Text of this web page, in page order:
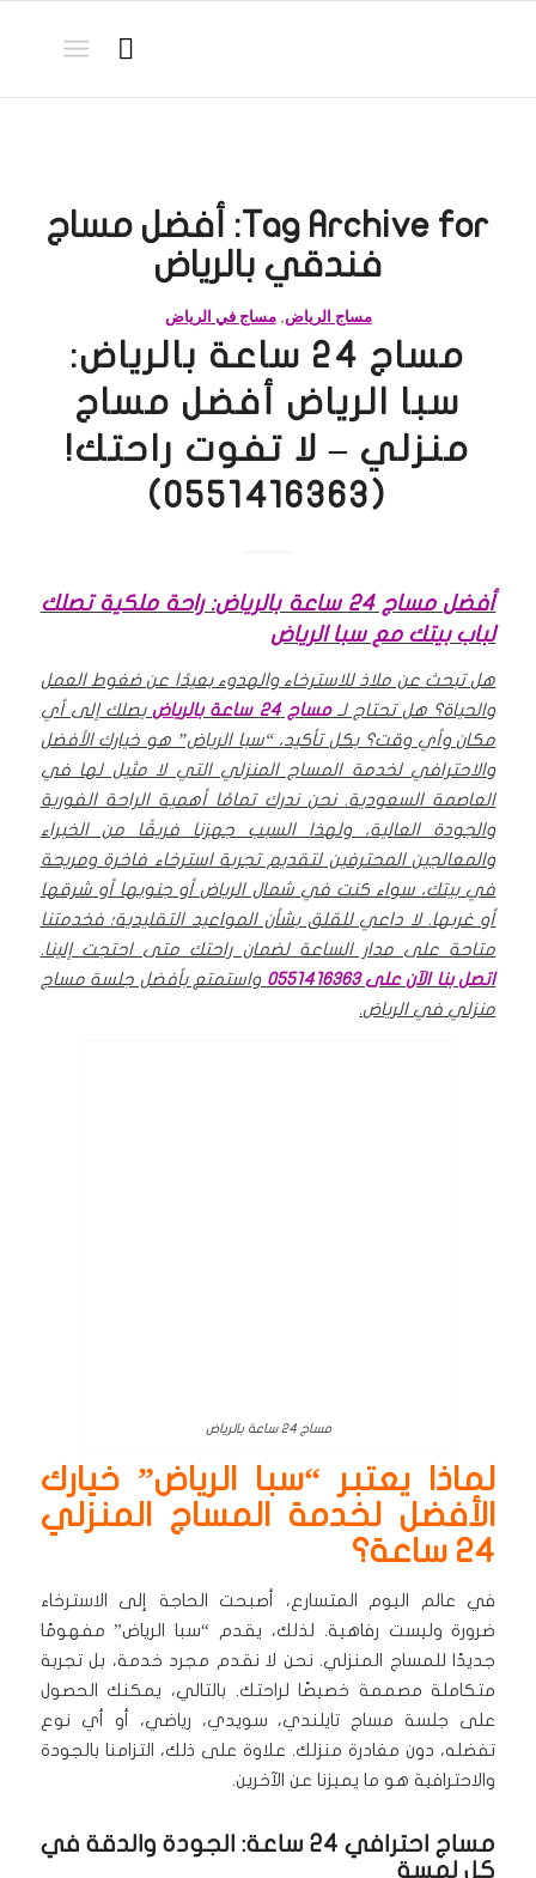
Tag Archive for:
أفضل مساج
فندقي بالرياض
مساج الرياض,مساج في الرياض
مساج 24 ساعة بالرياض:
سبا الرياض أفضل مساج
منزلي – لا تفوت راحتك!
(0551416363)
أفضل مساج 24 ساعة بالرياض: راحة ملكية تصلك
لباب بيتك مع سبا الرياض
هل تبحث عن ملاذ للاسترخاء والهدوء بعيدًا عن ضغوط العمل
والحياة؟ هل تحتاج لـمساج 24 ساعة ب الرياضيصلك إلى أي
مكان وأي وقت؟ بكل تأكيد، “سبا الرياض” هو خيارك الأفضل
والاحترافي لخدمة المساج المنزلي التي لا مثيل لها في
العاصمة السعودية.نحن ندرك تمامًا أهمية الراحة الفورية
والجودة العالية، ولهذا السبب جهزنا فريقًا من الخبراء
والمعالجين المحترفين لتقديم تجربة استرخاء فاخرة ومريحة
في بيتك، سواء كنت في شمال الرياض أو جنوبها أو شرقها
أو غربها. لا داعي للقلق بشأن المواعيد التقليدية؛ فخدمتنا
متاحة على مدار الساعة لضمان راحتك متى احتجت إلينا.
اتصل بنا الآن على 0551416363
واستمتع بأفضل جلسة مساج
منزلي في الرياض.
مساج 24 ساعة بالرياض
لماذا يعتبر “سبا الرياض” خيارك
الأفضل لخدمة المساج المنزلي
24 ساعة؟
في عالم اليوم المتسارع، أصبحت الحاجة إلى الاسترخاء
ضرورة وليست رفاهية. لذلك، يقدم “سبا الرياض” مفهومًا
جديدًا للمساج المنزلي. نحن لا نقدم مجرد خدمة، بل تجربة
متكاملة مصممة خصيصًا لراحتك. بالتالي، يمكنك الحصول
على جلسة مساج تايلندي، سويدي، رياضي، أو أي نوع
تفضله، دون مغادرة منزلك. علاوة على ذلك، التزامنا بالجودة
والاحترافية هو ما يميزنا عن الآخرين.
مساج احترافي 24 ساعة: الجودة والدقة في
كل لمسة